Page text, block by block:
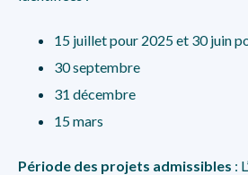
15 juillet pour 2025 et 30 juin
30 septembre
31 décembre
15 mars
Période des projets admissibles :